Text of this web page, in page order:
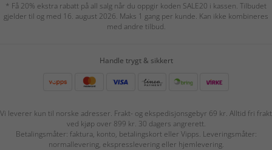
* Få 20% ekstra rabatt på all salg når du oppgir koden SALE20 i kassen. Tilbudet
gjelder til og med 16. august 2026. Maks 1 gang per kunde. Kan ikke kombineres
med andre tilbud.
Handle trygt & sikkert
Vi leverer kun til norske adresser. Frakt- og ekspedisjonsgebyr 69 kr. Alltid fri frakt
ved kjøp over 899 kr. 30 dagers angrerett.
Betalingsmåter: faktura, konto, betalingskort eller Vipps. Leveringsmåter:
normallevering, ekspresslevering eller hjemlevering.